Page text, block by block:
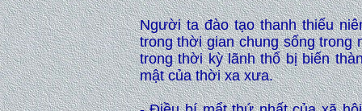
Người ta đào tạo thanh thiếu
trong thời gian chung sống trong
trong thời kỳ lãnh thổ bị biến
mật của thời xa xưa.